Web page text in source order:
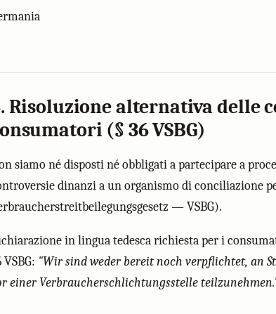
Risoluzione alternativa delle
(§ 36 VSBG)
siamo né disposti né obbligati a partecipare a
dinanzi a un organismo di conciliazione
— VSBG).
in lingua tedesca richiesta per i
VSBG: "Wir sind weder bereit noch verpflichtet, an
einer Verbraucherschlichtungsstelle